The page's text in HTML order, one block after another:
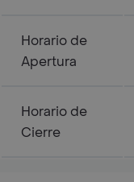
Horario de
Apertura
Horario de
Cierre